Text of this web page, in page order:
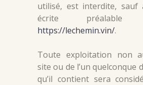
utilisé, est interdite, sauf
écrite
https://lechemin.vin/.
Toute exploitation non
site ou de l’un quelconque
qu’il contient sera